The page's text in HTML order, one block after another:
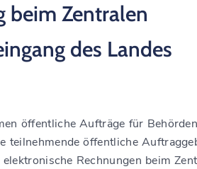
beim Zentralen
des Landes
öffentliche Aufträge für
teilnehmende öffentliche
Rechnungen beim